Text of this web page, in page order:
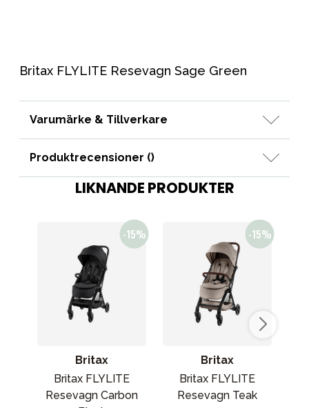
Britax FLYLITE Resevagn Sage Green
Varumärke & Tillverkare
Produktrecensioner ()
LIKNANDE PRODUKTER
Britax
Britax FLYLITE
Resevagn Carbon
Britax
Britax FLYLITE
Resevagn Teak